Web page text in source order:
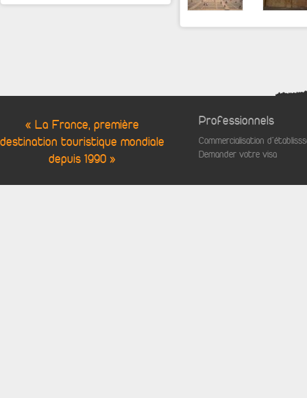
« La France, première
destination touristique mondiale
depuis 1990 »
Professionnels
Commercialisation
Demander votre visa